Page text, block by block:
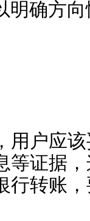
明确方
户应该
等证据
行转账